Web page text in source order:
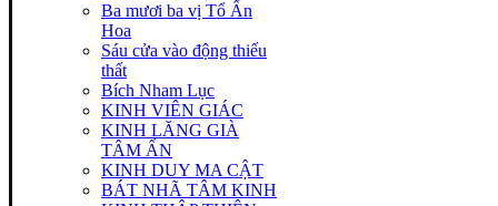
Ba mươi ba vị Tổ Ấn
Hoa
Sáu cửa vào động thiếu
thất
Bích Nham Lục
KINH VIÊN GIÁC
KINH LĂNG GIÀ
TÂM ẤN
KINH DUY MA CẬT
BÁT NHÃ TÂM KINH